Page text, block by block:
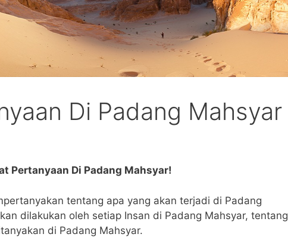
Di Padang Mahsyar
Pertanyaan Di Padang Mahsyar!
tentang apa yang akan terjadi di Padang
dilakukan oleh setiap Insan di Padang Mahsyar, tentang
di Padang Mahsyar.